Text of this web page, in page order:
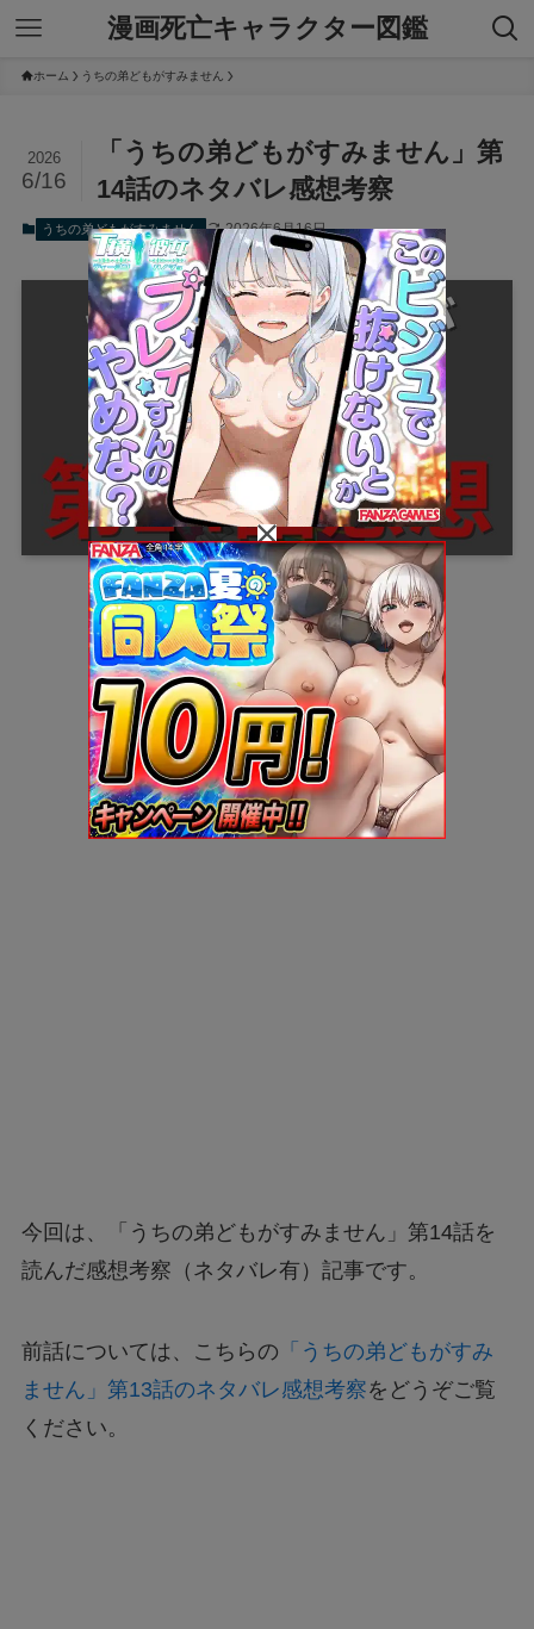
漫画死亡キャラクター図鑑
ホーム うちの弟どもがすみません
「うちの弟どもがすみません」第
14話のネタバレ感想考察
2026
6/16
うちの弟どもがすみません 2026年6月16日
今回は、「うちの弟どもがすみません」第14話を
読んだ感想考察（ネタバレ有）記事です。
前話については、こちらの 「うちの弟どもがすみ
ません」第13話のネタバレ感想考察をどうぞご覧
ください。